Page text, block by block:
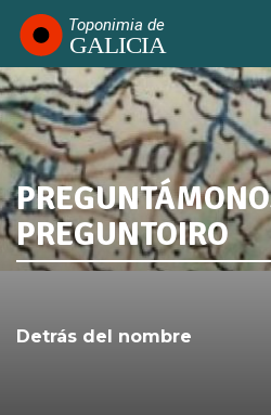
Pasar
contenido
principal
PREGUNTOIRO
Detrás del nombre